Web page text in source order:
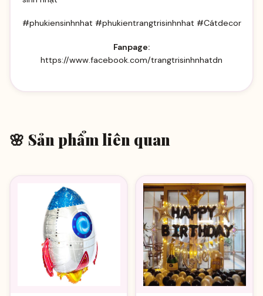
#phukiensinhnhat #phukientrangtrisinhnhat #Cátdecor
Fanpage:
https://www.facebook.com/trangtrisinhnhatdn
🌸 Sản phẩm liên quan